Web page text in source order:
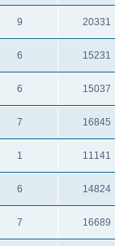
9 20331
6 15231
6 15037
7 16845
1 11141
6 14824
7 16689